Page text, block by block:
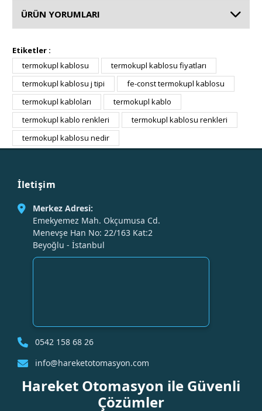
ÜRÜN YORUMLARI
Etiketler :
termokupl kablosu
termokupl kablosu fiyatları
termokupl kablosu j tipi
fe-const termokupl kablosu
termokupl kabloları
termokupl kablo
termokupl kablo renkleri
termokupl kablosu renkleri
termokupl kablosu nedir
İletişim
Merkez Adresi:
Emekyemez Mah. Okçumusa Cd.
Menevşe Han No: 22/163 Kat:2
Beyoğlu - İstanbul
0542 158 68 26
info@hareketotomasyon.com
Hareket Otomasyon ile Güvenli
Çözümler